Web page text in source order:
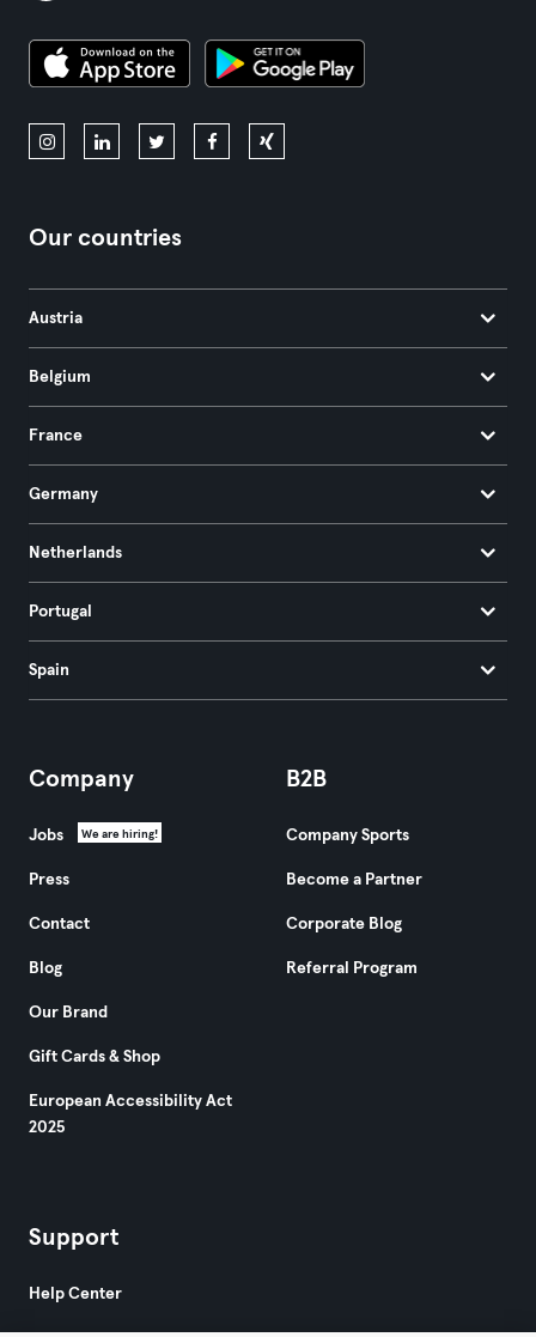
Our countries
Austria
Belgium
France
Germany
Netherlands
Portugal
Spain
Company
Jobs We are hiring!
Press
Contact
Blog
Our Brand
Gift Cards & Shop
European Accessibility Act
2025
B2B
Company Sports
Become a Partner
Corporate Blog
Referral Program
Support
Help Center